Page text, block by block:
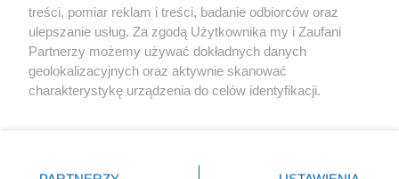
X Facebook Instagram Youtube
treści, pomiar reklam i treści, badanie odbiorców oraz
ulepszanie usług. Za zgodą Użytkownika my i Zaufani
Partnerzy możemy używać dokładnych danych
geolokalizacyjnych oraz aktywnie skanować
charakterystykę urządzenia do celów identyfikacji.
zmienić/wycofać klikając przycisk ustawień prywatności